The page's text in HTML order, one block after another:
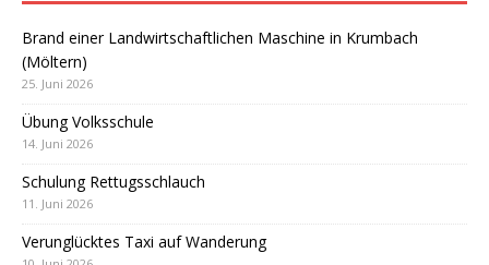
Brand einer Landwirtschaftlichen Maschine in Krumbach
(Möltern)
25. Juni 2026
Übung Volksschule
14. Juni 2026
Schulung Rettugsschlauch
11. Juni 2026
Verunglücktes Taxi auf Wanderung